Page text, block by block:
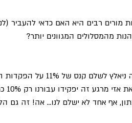
רבים היא האם כדאי להעביר
מהמסלולים המגוונים יותר?
כפי שאמרנו במקרה כזה
אף אחד לא ישלם לנו… אה! זה גם